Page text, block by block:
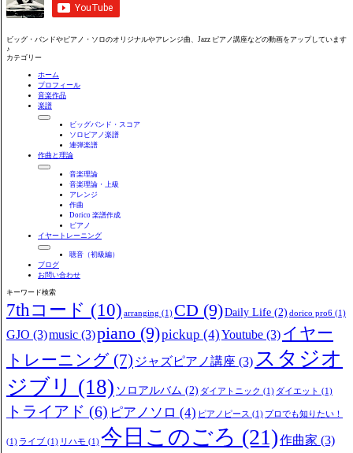
ビッグ・バンドやピアノ・ソロのオリジナルやアレンジ曲、Jazz ピアノ講座などの動画をアップしています
♪
カテゴリー
ホーム
プロフィール
音楽作品
楽譜
ビッグバンド・スコア
ソロピアノ楽譜
連弾楽譜
作曲と理論
音楽理論
音楽理論・上級
アレンジ
作曲
Dorico 楽譜作成
ピアノ
イヤートレーニング
聴音（初級編）
ブログ
お問い合わせ
キーワード検索
7thコード (10) arranging (1) CD (9)Daily Life (2) dorico pro6 (1)
GJO (3)music (3)piano (9)pickup (4)Youtube (3) イヤー
トレーニング (7) ジャズピアノ講座 (3) スタジオ
ジブリ (18) ソロアルバム (2) ダイアトニック (1) ダイエット (1)
トライアド (6) ピアノソロ (4) ピアノピース (1) プロでも知りたい！
(1) ライブ (1) リハモ (1)今日このごろ (21)作曲家 (3)